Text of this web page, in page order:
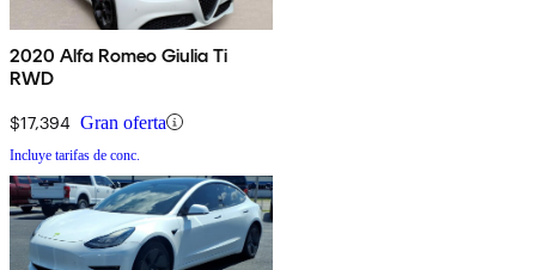
2020 Alfa Romeo Giulia Ti
RWD
$17,394 Gran oferta
Incluye tarifas de conc.